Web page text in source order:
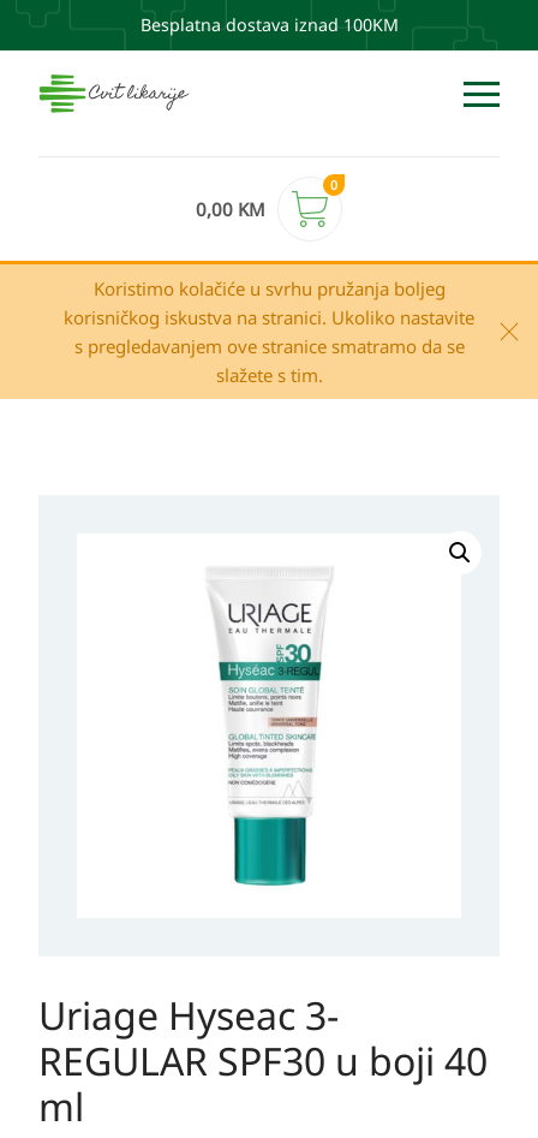
Besplatna dostava iznad 100KM
0,00 KM
0
Koristimo kolačiće u svrhu pružanja boljeg
korisničkog iskustva na stranici. Ukoliko nastavite
s pregledavanjem ove stranice smatramo da se
slažete s tim.
Uriage Hyseac 3-
REGULAR SPF30 u boji 40
ml